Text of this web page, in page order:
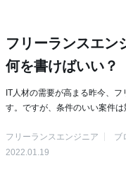
フリーランスエン
何を書けばいい？
IT人材の需要が高まる昨今、
す。ですが、条件のいい案件は
フリーランスエンジニア ブ
2022.01.19